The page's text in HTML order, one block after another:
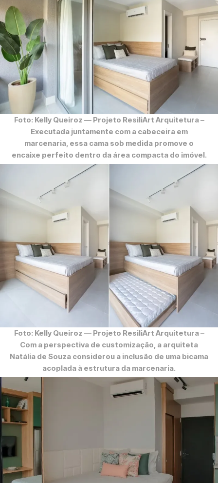
Foto: Kelly Queiroz — Projeto ResiliArt Arquitetura –
Executada juntamente com a cabeceira em
marcenaria, essa cama sob medida promove o
encaixe perfeito dentro da área compacta do imóvel.
Foto: Kelly Queiroz — Projeto ResiliArt Arquitetura –
Com a perspectiva de customização, a arquiteta
Natália de Souza considerou a inclusão de uma bicama
acoplada à estrutura da marcenaria.